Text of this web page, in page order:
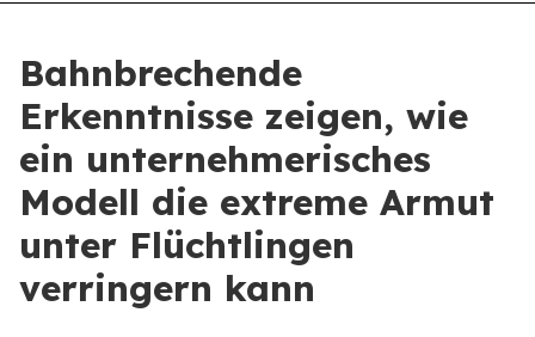
Bahnbrechende
Erkenntnisse zeigen, wie
ein unternehmerisches
Modell die extreme Armut
unter Flüchtlingen
verringern kann